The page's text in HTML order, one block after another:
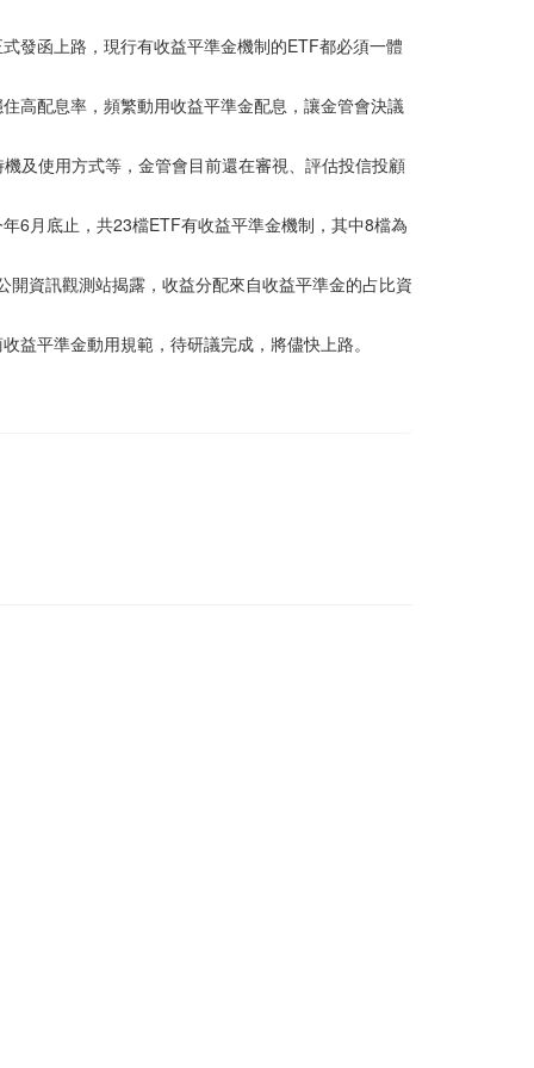
發函上路，現行有收益平準金機制的ETF都必須一體
高配息率，頻繁動用收益平準金配息，讓金管會決議
及使用方式等，金管會目前還在審視、評估投信投顧
6月底止，共23檔ETF有收益平準金機制，其中8檔為
資訊觀測站揭露，收益分配來自收益平準金的占比資
平準金動用規範，待研議完成，將儘快上路。